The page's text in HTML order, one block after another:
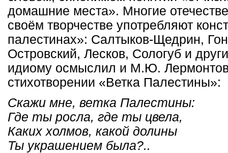
домашние места». Многие
своём творчестве употребляют
палестинах»: Салтыков-Щедрин,
Островский, Лесков, Сологуб и
идиому осмыслил и М.Ю.
стихотворении «Ветка Палестины»:
Скажи мне, ветка Палестины:
Где ты росла, где ты цвела,
Каких холмов, какой долины
Ты украшением была?..